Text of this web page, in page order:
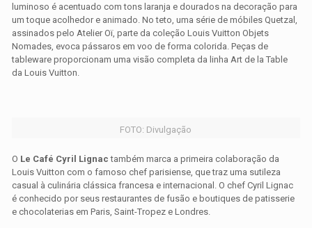
luminoso é acentuado com tons laranja e dourados na decoração para
um toque acolhedor e animado. No teto, uma série de móbiles Quetzal,
assinados pelo Atelier Oï, parte da coleção Louis Vuitton Objets
Nomades, evoca pássaros em voo de forma colorida. Peças de
tableware proporcionam uma visão completa da linha Art de la Table
da Louis Vuitton.
FOTO: Divulgação
O Le Café Cyril Lignac também marca a primeira colaboração da
Louis Vuitton com o famoso chef parisiense, que traz uma sutileza
casual à culinária clássica francesa e internacional. O chef Cyril Lignac
é conhecido por seus restaurantes de fusão e boutiques de patisserie
e chocolaterias em Paris, Saint-Tropez e Londres.